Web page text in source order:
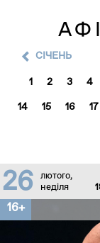
CІЧЕНЬ
1 2 3 4
14 15 16 17
26
лютого,
неділя
16+